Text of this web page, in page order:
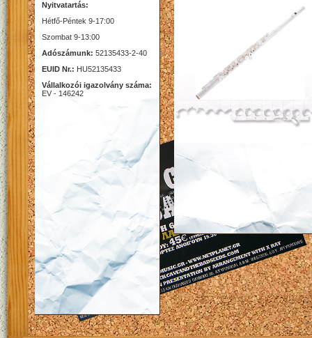
Nyitvatartás:
Hétfő-Péntek 9-17:00
Szombat 9-13:00
Adószámunk: 52135433-2-40
EUID Nr.: HU52135433
Vállalkozói igazolvány száma:
EV - 146242